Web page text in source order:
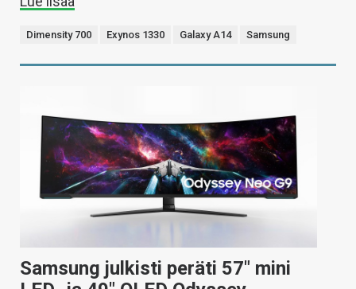
Dimensity 700 Exynos 1330 Galaxy A14 Samsung
Samsung julkisti peräti 57″ mini